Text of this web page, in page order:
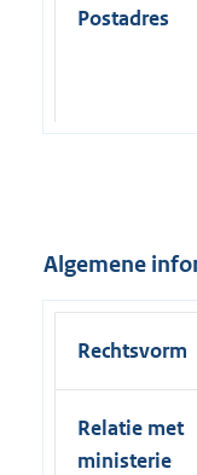
Postadres
Algemene
Rechtsvorm
Relatie met
ministerie